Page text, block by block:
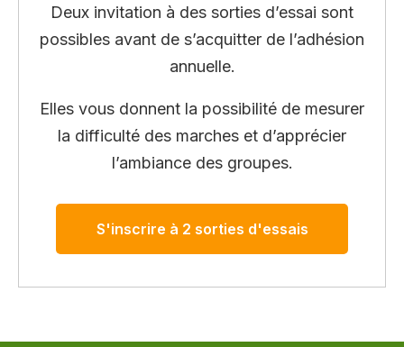
Deux invitation à des sorties d’essai sont
possibles avant de s’acquitter de l’adhésion
annuelle.
Elles vous donnent la possibilité de mesurer
la difficulté des marches et d’apprécier
l’ambiance des groupes.
S'inscrire à 2 sorties d'essais